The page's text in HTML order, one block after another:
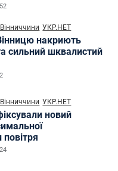
УКР.НЕТ
накриють
сильний шквалистий
УКР.НЕТ
новий